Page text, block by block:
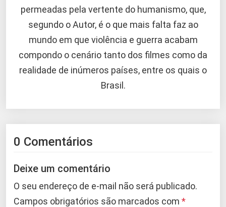
permeadas pela vertente do humanismo, que,
segundo o Autor, é o que mais falta faz ao
mundo em que violência e guerra acabam
compondo o cenário tanto dos filmes como da
realidade de inúmeros países, entre os quais o
Brasil.
0 Comentários
Deixe um comentário
O seu endereço de e-mail não será publicado.
Campos obrigatórios são marcados com *